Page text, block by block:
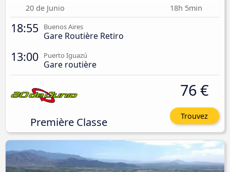
20 de Junio
18h 5min
18:55 Buenos Aires
Gare Routière Retiro
13:00 Puerto Iguazú
Gare routière
Première Classe
76 €
Trouvez